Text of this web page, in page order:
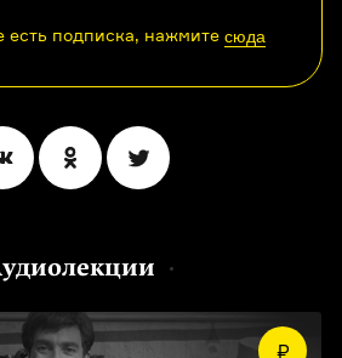
есть подписка, нажмите сюда